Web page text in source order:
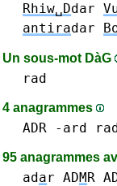
Rhiw␣Ddar
antiradar
Un sous-mot DàG
rad
4 anagrammes
ADR -ard
95 anagrammes
adar ADMR